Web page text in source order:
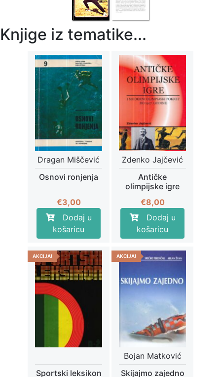
Knjige iz tematike...
Dragan Miščević
Osnovi ronjenja
€3,00
Dodaj u
košaricu
Zdenko Jajčević
Antičke
olimpijske igre
€8,00
Dodaj u
košaricu
AKCIJA!
Sportski leksikon
AKCIJA!
Bojan Matković
Skijajmo zajedno